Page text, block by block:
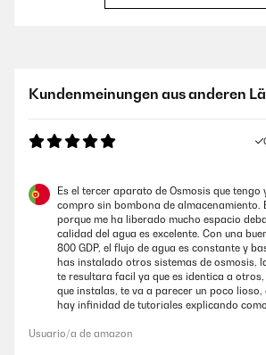
Sehr gute Filterung, aber kein Ersatzfilter im
Ich bin begeistert von diesem Wasserfilter. Er ist
saubergefiltertes Wasser und den Unterschied
schmecken.Im Lieferumfang ist alles dabei, kein
nötig, das mag ich.Info:Ich habe diesen
ein Jahr in Benutzung und nie Probleme damit
Austausch des PCT Filters habe vermutlich ich
und nicht die Reihenfolge des Reset beachtet,
unproblematisch und kostenlos ein Ersatzgerät
nenne ich mehr als perfekten
Kundenmeinungen aus anderen
Es el tercer aparato de Osmosis que tengo
compro sin bombona de almacenamiento.
porque me ha liberado mucho espacio
calidad del agua es excelente. Con una
800 GDP, el flujo de agua es constante y
has instalado otros sistemas de osmosis,
te resultara facil ya que es identica a
que instalas, te va a parecer un poco lioso,
hay infinidad de tutoriales explicando
Usuario/a de amazon